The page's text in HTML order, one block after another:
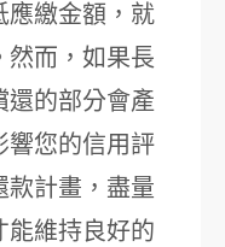
應繳金額，就
然而，如果長
還的部分會產
響您的信用評
款計畫，盡量
能維持良好的